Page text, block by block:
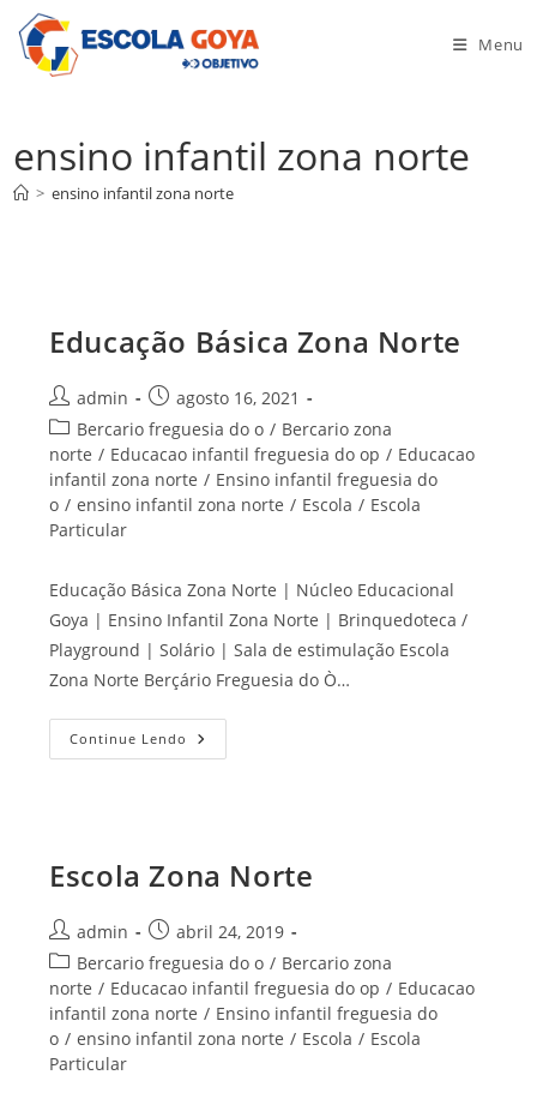
para
Menu
ensino infantil zona norte
> ensino infantil zona norte
Educação Básica Zona Norte
Autor
do
post:
admin
Post
publicado:
agosto 16, 2021
Categoria
do
post:
Bercario freguesia do o / Bercario zona
norte / Educacao infantil freguesia do op / Educacao
infantil zona norte / Ensino infantil freguesia do
o / ensino infantil zona norte / Escola / Escola
Particular
Educação Básica Zona Norte | Núcleo Educacional
Goya | Ensino Infantil Zona Norte | Brinquedoteca /
Playground | Solário | Sala de estimulação Escola
Zona Norte Berçário Freguesia do Ò…
Continue Lendo Educação
Básica
Escola Zona Norte
Autor
do
post:
admin
Post
publicado:
abril 24, 2019
Categoria
do
post:
Bercario freguesia do o / Bercario zona
norte / Educacao infantil freguesia do op / Educacao
infantil zona norte / Ensino infantil freguesia do
o / ensino infantil zona norte / Escola / Escola
Particular